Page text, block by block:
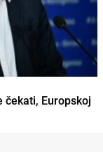
čekati, Europskoj